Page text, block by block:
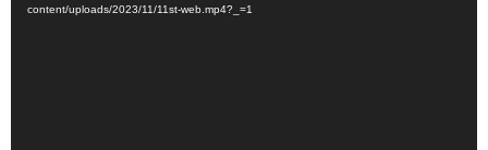
content/uploads/2023/11/11st-web.mp4?_=1